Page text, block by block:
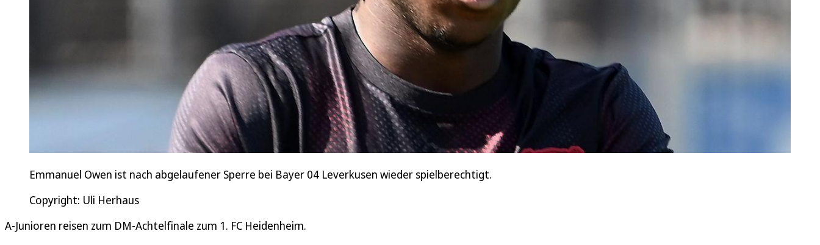
Emmanuel Owen ist nach abgelaufener Sperre bei Bayer 04 Leverkusen wieder spielberechtigt.
Copyright: Uli Herhaus
A-Junioren reisen zum DM-Achtelfinale zum 1. FC Heidenheim.